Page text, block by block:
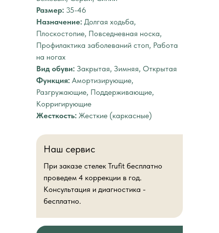
Размер: 35-46
Назначение: Долгая ходьба,
Плоскостопие, Повседневная носка,
Профилактика заболеваний стоп, Работа
на ногах
Вид обуви: Закрытая, Зимняя, Открытая
Функция: Амортизирующие,
Разгружающие, Поддерживающие,
Корригирующие
Жесткость: Жесткие (каркасные)
При заказе стелек Trufit бесплатно
проведем 4 коррекции в год.
Консультация и диагностика -
бесплатно.
Наш сервис